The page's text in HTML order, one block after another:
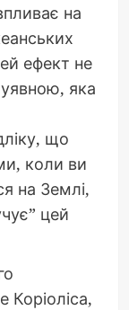
на
ефект не
яка
що
коли ви
на Землі,
цей
Коріоліса,